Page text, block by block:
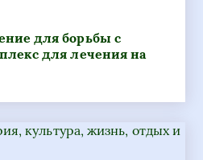
для борьбы с
для лечения на